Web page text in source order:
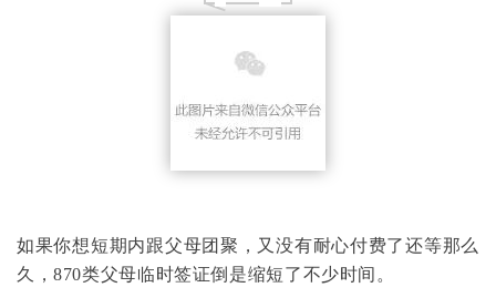
如果你想短期内跟父母团聚，又没有耐心付费了还等那么
久，870类父母临时签证倒是缩短了不少时间。